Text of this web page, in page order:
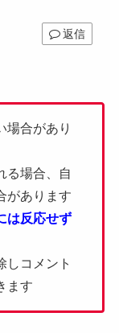
返信
場合があり
る場合、自
があります
は反応せず
しコメント
ます